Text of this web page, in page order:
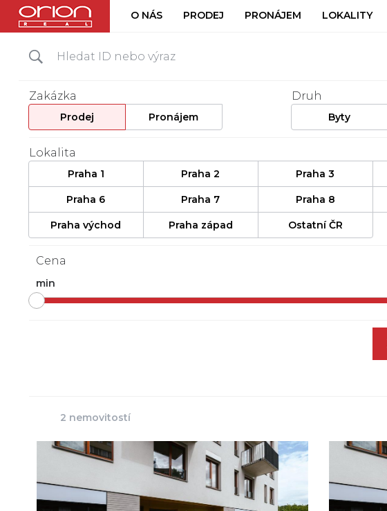
O NÁS PRODEJ PRONÁJEM LOKALITY
Zakázka
Prodej Pronájem
Druh
Byty
Lokalita
Praha 1 Praha 2 Praha 3
Praha 6 Praha 7 Praha 8
Praha východ Praha západ Ostatní ČR
Cena
min
2 nemovitostí